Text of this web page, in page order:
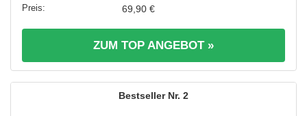
69,90 €
ZUM TOP ANGEBOT »
2